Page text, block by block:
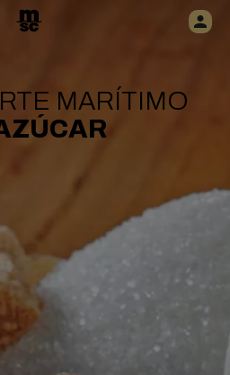
MARÍTIMO